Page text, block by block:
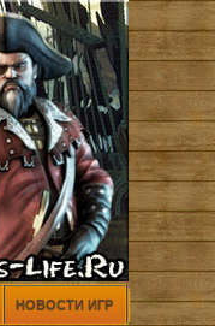
НОВОСТИ ИГР